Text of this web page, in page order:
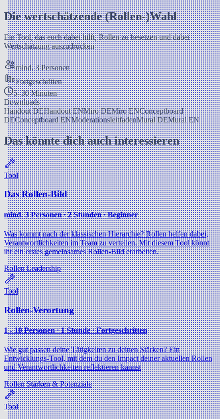
Die wertschätzende (Rollen-)Wahl
Ein Tool, das euch dabei hilft, Rollen zu besetzen und dabei
Wertschätzung auszudrücken
mind. 3 Personen
Fortgeschritten
5–30 Minuten
Downloads
Handout DEHandout ENMiro DEMiro ENConceptboard
DEConceptboard ENModerationsleitfadenMural DEMural EN
Das könnte dich auch interessieren
Tool
Das Rollen-Bild
mind. 3 Personen ∙ 2 Stunden ∙ Beginner
Was kommt nach der klassischen Hierarchie? Rollen helfen dabei,
Verantwortlichkeiten im Team zu verteilen. Mit diesem Tool könnt
ihr ein erstes gemeinsames Rollen-Bild erarbeiten.
RollenLeadership
Tool
Rollen-Verortung
1 - 10 Personen ∙ 1 Stunde ∙ Fortgeschritten
Wie gut passen deine Tätigkeiten zu deinen Stärken? Ein
Entwicklungs-Tool, mit dem du den Impact deiner aktuellen Rollen
und Verantwortlichkeiten reflektieren kannst
RollenStärken & Potenziale
Tool